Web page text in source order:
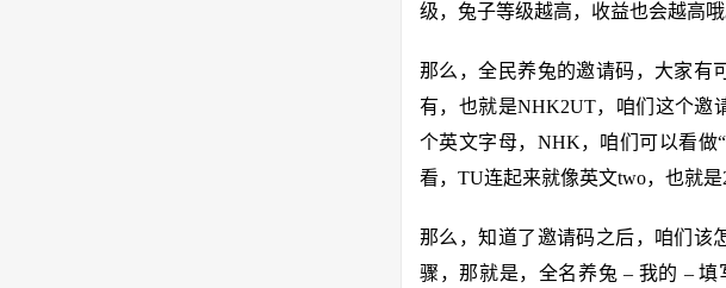
级，兔子等级越高，收益也会越高哦
那么，全民养兔的邀请码，大家有
有，也就是NHK2UT，咱们这个邀
个英文字母，NHK，咱们可以看做
看，TU连起来就像英文two，也就
那么，知道了邀请码之后，咱们该
骤，那就是，全名养兔 – 我的 –